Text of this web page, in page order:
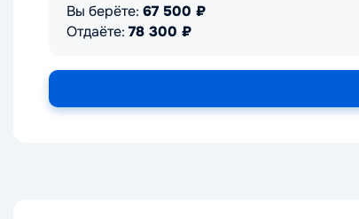
Вы берёте: 67 500 ₽
Отдаёте: 78 300 ₽